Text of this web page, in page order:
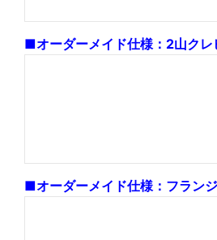
■オーダーメイド仕様：2山クレ
■オーダーメイド仕様：フラン